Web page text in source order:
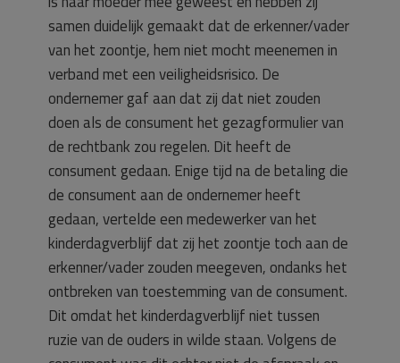
samen duidelijk gemaakt dat de erkenner/vader
van het zoontje, hem niet mocht meenemen in
verband met een veiligheidsrisico. De
ondernemer gaf aan dat zij dat niet zouden
doen als de consument het gezagformulier van
de rechtbank zou regelen. Dit heeft de
consument gedaan. Enige tijd na de betaling die
de consument aan de ondernemer heeft
gedaan, vertelde een medewerker van het
kinderdagverblijf dat zij het zoontje toch aan de
erkenner/vader zouden meegeven, ondanks het
ontbreken van toestemming van de consument.
Dit omdat het kinderdagverblijf niet tussen
ruzie van de ouders in wilde staan. Volgens de